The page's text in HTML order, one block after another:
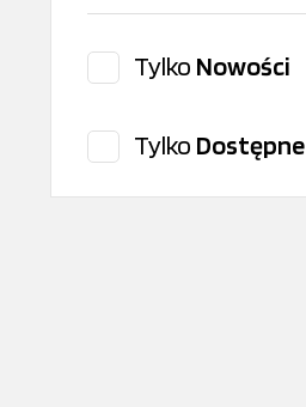
CEAM
CITROEN/PEUGEOT
CLEAN FILTER
Tylko Nowości
Tylko Dostępne